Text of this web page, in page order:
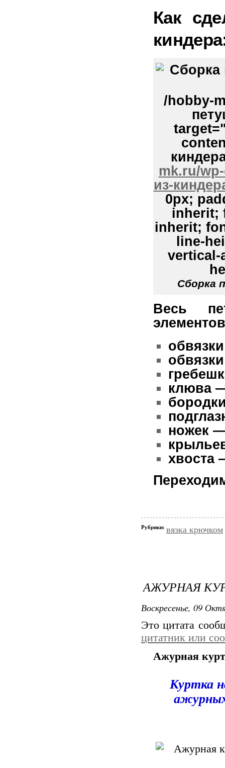
Как
/hobby-
mk.ru/
из-
0px;
inherit;
inherit;
line-
vertical-
Сборка
Весь
клюва
ножек
хвоста
Рубрики: вязка крючком
АЖУРНАЯ
Воскресенье, 09
Это цитата
цитатник или
Ажурная
Куртка